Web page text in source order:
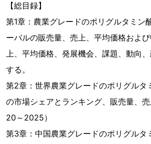
【総目録】
第1章：農業グレードのポリグルタミン
ーバルの販売量、売上、平均価格およ
上、平均価格、発展機会、課題、動向
する。
第2章：世界農業グレードのポリグルタ
の市場シェアとランキング、販売量、
20～2025）
第3章：中国農業グレードのポリグルタ